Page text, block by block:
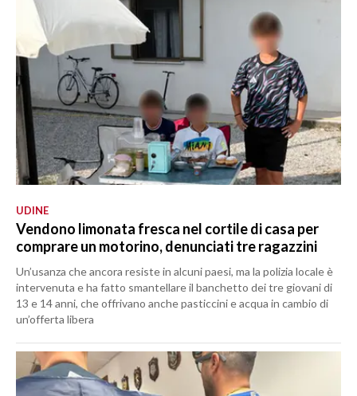
UDINE
Vendono limonata fresca nel cortile di casa per
comprare un motorino, denunciati tre ragazzini
Un’usanza che ancora resiste in alcuni paesi, ma la polizia locale è
intervenuta e ha fatto smantellare il banchetto dei tre giovani di
13 e 14 anni, che offrivano anche pasticcini e acqua in cambio di
un’offerta libera